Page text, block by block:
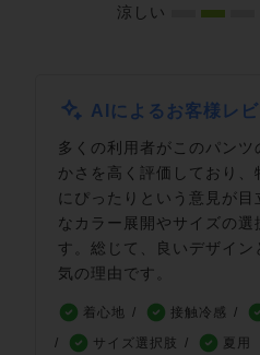
涼しい
AIによるお客様レ
多くの利用者がこのパン
かさを高く評価しており
にぴったりという意見が目
なカラー展開やサイズの
す。総じて、良いデザイン
気の理由です。
着心地 接触冷感
サイズ選択肢
夏用